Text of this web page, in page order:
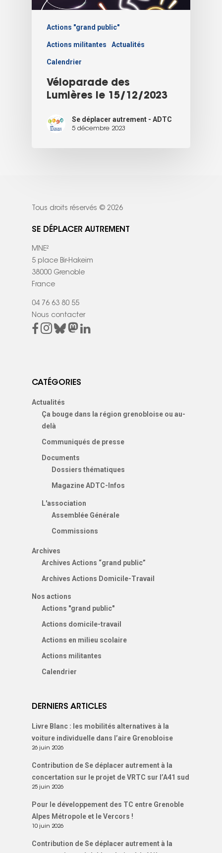
Actions "grand public"
Actions militantes Actualités
Calendrier
Véloparade des
Lumières le 15/12/2023
Se déplacer autrement - ADTC
5 décembre 2023
Tous droits réservés © 2026
SE DÉPLACER AUTREMENT
MNE²
5 place Bir-Hakeim
38000 Grenoble
France
04 76 63 80 55
Nous contacter
CATÉGORIES
Actualités
Ça bouge dans la région grenobloise ou au-
delà
Communiqués de presse
Documents
Dossiers thématiques
Magazine ADTC-Infos
L'association
Assemblée Générale
Commissions
Archives
Archives Actions “grand public”
Archives Actions Domicile-Travail
Nos actions
Actions "grand public"
Actions domicile-travail
Actions en milieu scolaire
Actions militantes
Calendrier
DERNIERS ARTICLES
Livre Blanc : les mobilités alternatives à la
voiture individuelle dans l’aire Grenobloise
26 juin 2026
Contribution de Se déplacer autrement à la
concertation sur le projet de VRTC sur l’A41 sud
25 juin 2026
Pour le développement des TC entre Grenoble
Alpes Métropole et le Vercors !
10 juin 2026
Contribution de Se déplacer autrement à la